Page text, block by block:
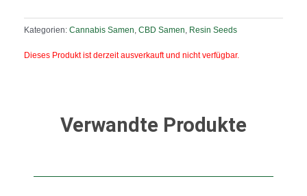
Kategorien: Cannabis Samen, CBD Samen, Resin Seeds
Dieses Produkt ist derzeit ausverkauft und nicht verfügbar.
Verwandte Produkte